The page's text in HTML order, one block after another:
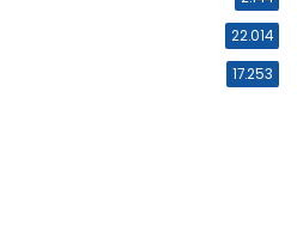
22.014
17.253